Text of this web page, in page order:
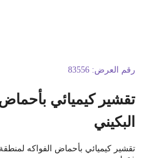
العرض: 83556
كيميائي بأحماض
كيميائي بأحماض الفواكه لمنطقة